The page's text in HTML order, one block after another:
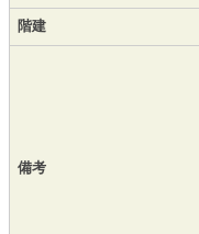
階建
備考